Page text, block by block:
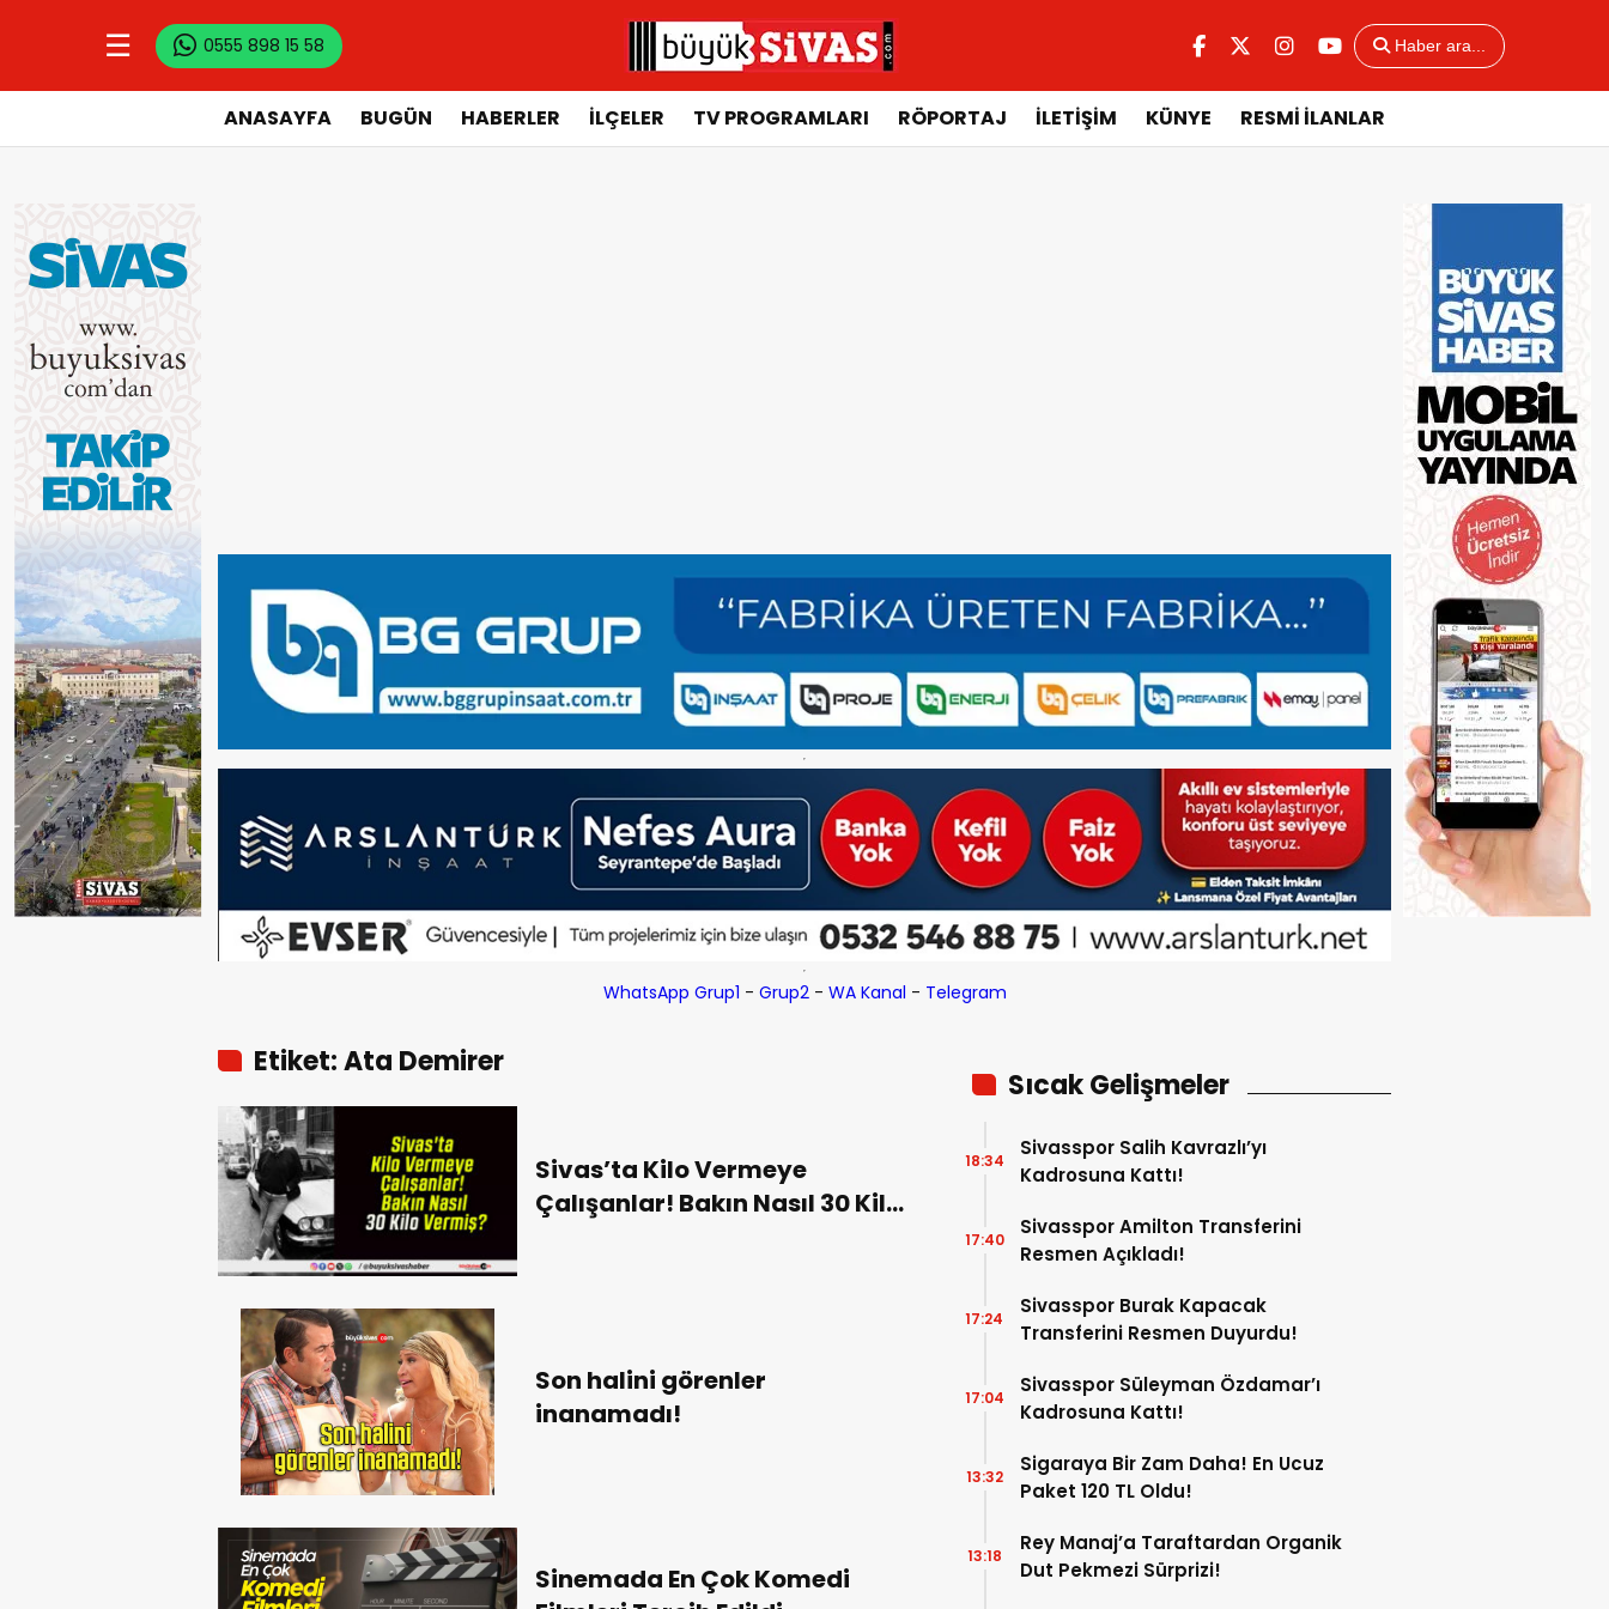
☰ 0555 898 15 58 Haber ara...
ANASAYFA BUGÜN HABERLER İLÇELER TV PROGRAMLARI RÖPORTAJ İLETİŞİM KÜNYE RESMİ İLANLAR
WhatsApp Grup1 - Grup2- WA Kanal - Telegram
Etiket: Ata Demirer
Sivas’ta Kilo Vermeye
Çalışanlar! Bakın Nasıl 30 Kilo
Son halini görenler
inanamadı!
Sinemada En Çok Komedi
Sıcak Gelişmeler
Sivasspor Salih Kavrazlı’yı
Kadrosuna Kattı!
18:34
Sivasspor Amilton Transferini
Resmen Açıkladı!
17:40
Sivasspor Burak Kapacak
Transferini Resmen Duyurdu!
17:24
Sivasspor Süleyman Özdamar’ı
Kadrosuna Kattı!
17:04
Sigaraya Bir Zam Daha! En Ucuz
Paket 120 TL Oldu!
13:32
Rey Manaj’a Taraftardan Organik
Dut Pekmezi Sürprizi!
13:18